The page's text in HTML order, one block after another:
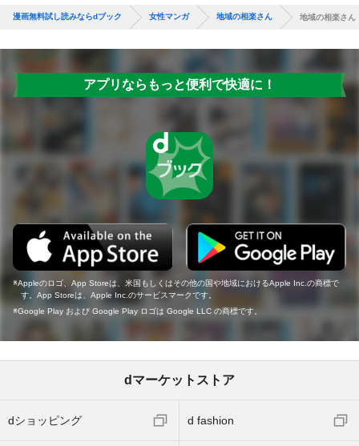
漫画無料試し読みならdブック 女性マンガ 地域の相楽さん 地域の相楽さん
アプリならもっと便利で快適に！
Appleのロゴ、App Storeは、米国もしくはその他の国や地域におけるApple Inc.の商標で
す。App Storeは、Apple Inc.のサービスマークです。
Google Play および Google Play ロゴは Google LLC の商標です。
dマーケットストア
dショッピング d fashion